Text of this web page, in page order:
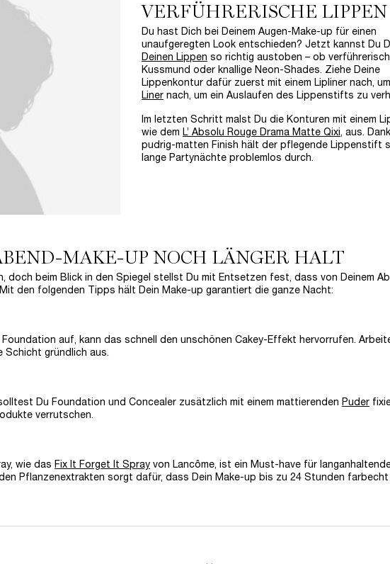
VERFÜHRERISCHE LIPPEN
Du hast Dich bei Deinem Augen-Make-up für einen
unaufgeregten Look entschieden? Jetzt kannst Du
Deinen Lippen so richtig austoben – ob
Kussmund oder knallige Neon-Shades. Ziehe Deine
Lippenkontur dafür zuerst mit einem Lipliner nach, um
Liner nach, um ein Auslaufen des Lippenstifts zu
Im letzten Schritt malst Du die Konturen mit einem
wie dem L’ Absolu Rouge Drama Matte Qixi , aus.
pudrig-matten Finish hält der pflegende Lippenstift
lange Partynächte problemlos durch.
MAKE-UP NOCH LÄNGER HALT
doch beim Blick in den Spiegel stellst Du mit Entsetzen fest, dass von Deinem
den folgenden Tipps hält Dein Make-up garantiert die ganze Nacht:
Foundation auf, kann das schnell den unschönen Cakey-Effekt hervorrufen.
Schicht gründlich aus.
Du Foundation und Concealer zusätzlich mit einem mattierenden Puder
verrutschen.
wie das Fix It Forget It Spray von Lancôme, ist ein Must-have für
Pflanzenextrakten sorgt dafür, dass Dein Make-up bis zu 24 Stunden farbecht